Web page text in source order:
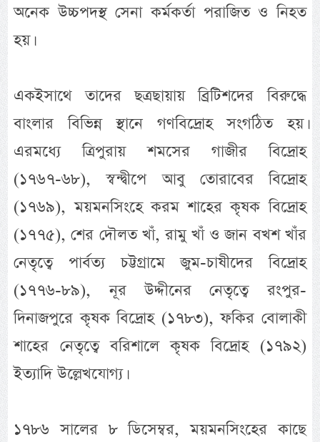
অনেক উচ্চপদস্থ সেনা কর্মকর্তা পরাজিত ও নিহত
হয়।
একইসাথে তাদের ছত্রছায়ায় ব্রিটিশদের বিরুদ্ধে
বাংলার বিভিন্ন স্থানে গণবিদ্রোহ সংগঠিত হয়।
এরমধ্যে ত্রিপুরায় শমসের গাজীর বিদ্রোহ
(১৭৬৭-৬৮), স্বন্দ্বীপে আবু তোরাবের বিদ্রোহ
(১৭৬৯), ময়মনসিংহে করম শাহের কৃষক বিদ্রোহ
(১৭৭৫), শের দৌলত খাঁ, রামু খাঁ ও জান বখশ খাঁর
নেতৃত্বে পার্বত্য চট্টগ্রামে জুম-চাষীদের বিদ্রোহ
(১৭৭৬-৮৯), নূর উদ্দীনের নেতৃত্বে রংপুর-
দিনাজপুরে কৃষক বিদ্রোহ (১৭৮৩), ফকির বোলাকী
শাহের নেতৃত্বে বরিশালে কৃষক বিদ্রোহ (১৭৯২)
ইত্যাদি উল্লেখযোগ্য।
১৭৮৬ সালের ৮ ডিসেম্বর, ময়মনসিংহের কাছে